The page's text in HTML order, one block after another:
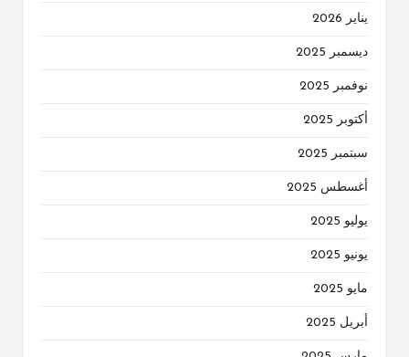
يناير 2026
ديسمبر 2025
نوفمبر 2025
أكتوبر 2025
سبتمبر 2025
أغسطس 2025
يوليو 2025
يونيو 2025
مايو 2025
أبريل 2025